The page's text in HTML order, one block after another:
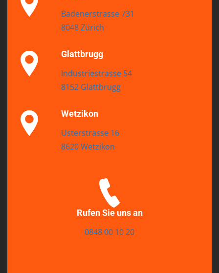
Badenerstrasse 731
8048 Zürich
Glattbrugg
Industriestrasse 54
8152 Glattbrugg
Wetzikon
Usterstrasse 16
8620 Wetzikon
Rufen Sie uns an
0848 00 10 20